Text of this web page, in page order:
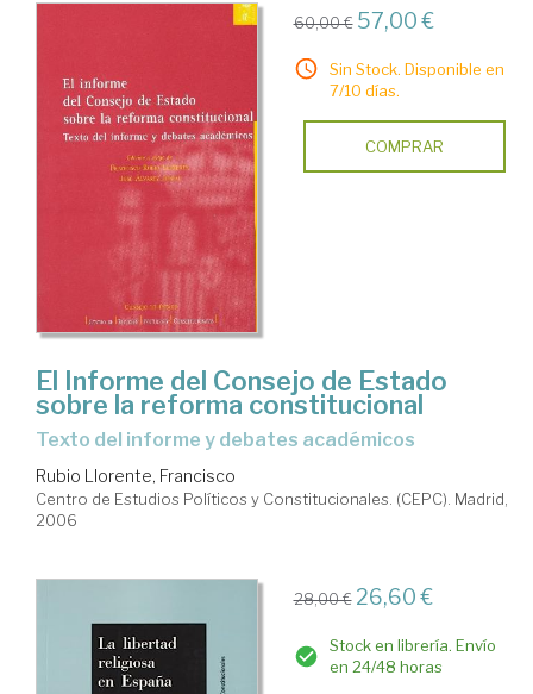
60,00 € 57,00 €
Sin Stock. Disponible en
7/10 días.
COMPRAR
El Informe del Consejo de Estado
sobre la reforma constitucional
texto del informe y debates académicos
Rubio Llorente, Francisco
Centro de Estudios Políticos y Constitucionales. (CEPC). Madrid,
2006
28,00 € 26,60 €
Stock en librería. Envío
en 24/48 horas